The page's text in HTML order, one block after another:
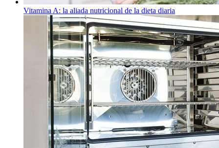
Vitamina A: la aliada nutricional de la dieta diaria